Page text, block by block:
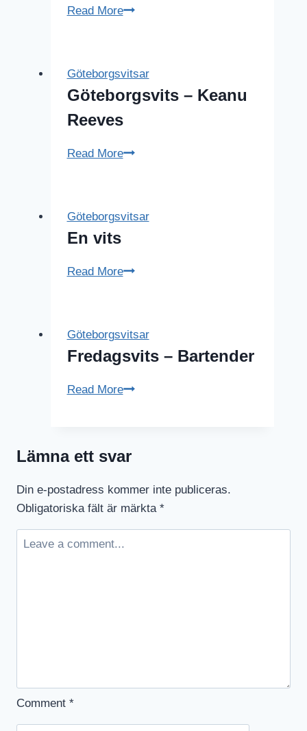
Read MoreApa
Göteborgsvitsar
Göteborgsvits – Keanu
Reeves
Read MoreGöteborgsvits
Göteborgsvitsar
En vits
Read MoreEn
Göteborgsvitsar
Fredagsvits – Bartender
Read MoreFredagsvits
Lämna ett svar
Din e-postadress kommer inte publiceras.
Obligatoriska fält är märkta *
Comment *